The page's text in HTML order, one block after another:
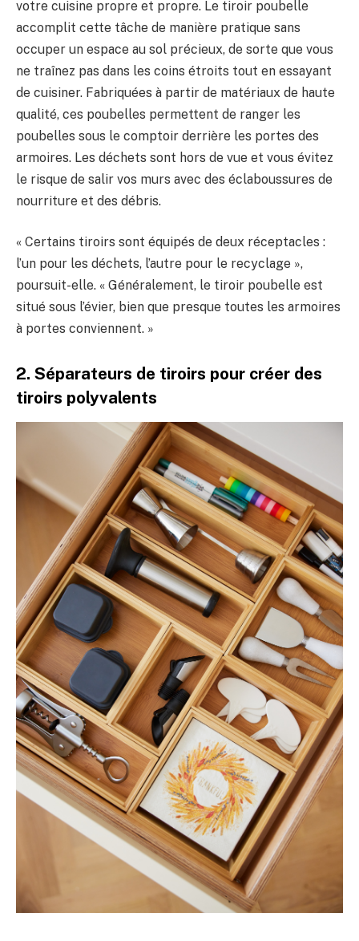
votre cuisine propre et propre. Le tiroir poubelle
accomplit cette tâche de manière pratique sans
occuper un espace au sol précieux, de sorte que vous
ne traînez pas dans les coins étroits tout en essayant
de cuisiner. Fabriquées à partir de matériaux de haute
qualité, ces poubelles permettent de ranger les
poubelles sous le comptoir derrière les portes des
armoires. Les déchets sont hors de vue et vous évitez
le risque de salir vos murs avec des éclaboussures de
nourriture et des débris.
« Certains tiroirs sont équipés de deux réceptacles :
l’un pour les déchets, l’autre pour le recyclage »,
poursuit-elle. « Généralement, le tiroir poubelle est
situé sous l’évier, bien que presque toutes les armoires
à portes conviennent. »
2. Séparateurs de tiroirs pour créer des
tiroirs polyvalents